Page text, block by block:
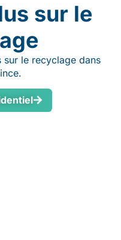
sur le
sur le recyclage dans